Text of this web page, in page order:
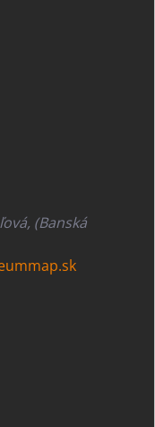
(Banská